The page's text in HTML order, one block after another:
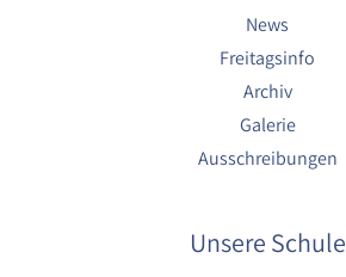
News
Freitagsinfo
Archiv
Galerie
Ausschreibungen
Unsere Schule